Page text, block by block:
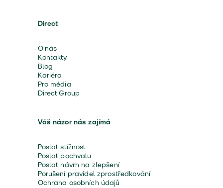
Direct
O nás
Kontakty
Blog
Kariéra
Pro média
Direct Group
Váš názor nás zajímá
Poslat stížnost
Poslat pochvalu
Poslat návrh na zlepšení
Porušení pravidel zprostředkování
Ochrana osobních údajů